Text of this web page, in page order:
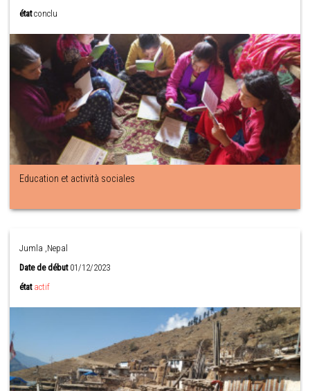
état conclu
Education et actività sociales
Jumla ,Nepal
Date de début01/12/2023
état actif